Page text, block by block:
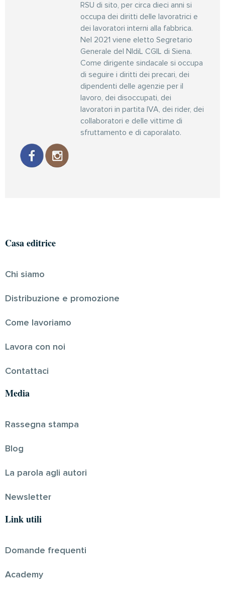
RSU di sito, per circa dieci anni si
occupa dei diritti delle lavoratrici e
dei lavoratori interni alla fabbrica.
Nel 2021 viene eletto Segretario
Generale del NIdiL CGIL di Siena.
Come dirigente sindacale si occupa
di seguire i diritti dei precari, dei
dipendenti delle agenzie per il
lavoro, dei disoccupati, dei
lavoratori in partita IVA, dei rider, dei
collaboratori e delle vittime di
sfruttamento e di caporalato.
Casa editrice
Chi siamo
Distribuzione e promozione
Come lavoriamo
Lavora con noi
Contattaci
Media
Rassegna stampa
Blog
La parola agli autori
Newsletter
Link utili
Domande frequenti
Academy